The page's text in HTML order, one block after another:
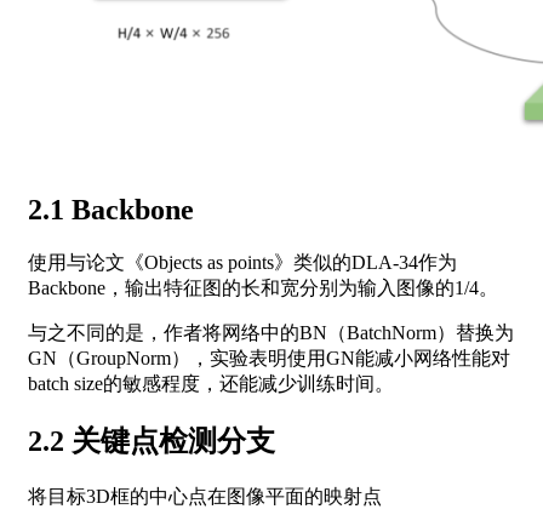
2.1 Backbone
使用与论文《Objects as points》类似的DLA-34作为
Backbone，输出特征图的长和宽分别为输入图像的1/4。
与之不同的是，作者将网络中的BN（BatchNorm）替换为
GN（GroupNorm），实验表明使用GN能减小网络性能对
batch size的敏感程度，还能减少训练时间。
2.2 关键点检测分支
将目标3D框的中心点在图像平面的映射点